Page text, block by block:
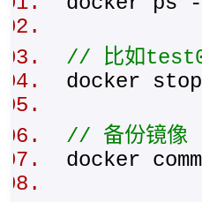
// 比如
docker
// 备份镜像
docker